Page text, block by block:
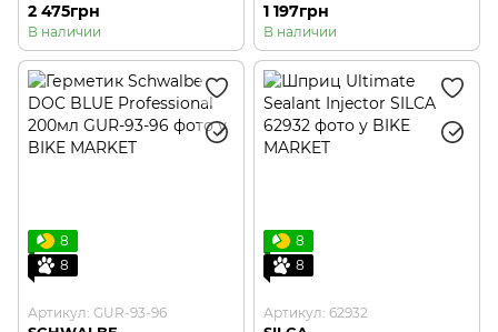
2 475грн
В наличии
1 197грн
В наличии
8
8
Артикул: GUR-93-96
8
8
Артикул: 62932